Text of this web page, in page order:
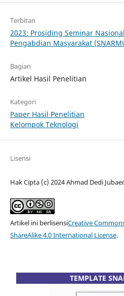
Terbitan
2023: Prosiding Seminar
Pengabdian Masyarakat
Bagian
Artikel Hasil Penelitian
Kategori
Paper Hasil Penelitian
Kelompok Teknologi
Lisensi
Hak Cipta (c) 2024 Ahmad Dedi
Artikel ini berlisensiCreative
ShareAlike 4.0 International License.
TEMPLATE